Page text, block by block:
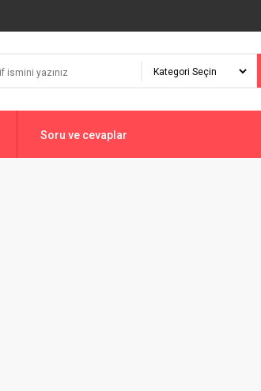
Soru ve cevaplar